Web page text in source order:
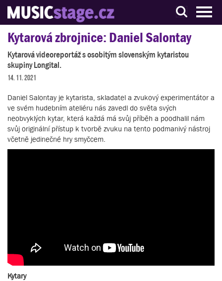
S muzikanty pro muzikanty
Kytarová zbrojnice: Daniel Salontay
Kytarová videoreportáž s osobitým slovenským kytaristou
skupiny Longital.
14. 11. 2021
Daniel Salontay je kytarista, skladatel a zvukový experimentátor a
ve svém hudebním ateliéru nás zavedl do světa svých
neobvyklých kytar, která každá má svůj příběh a poodhalil nám
svůj originální přístup k tvorbě zvuku na tento podmanivý nástroj
včetně jedinečné hry smyčcem.
Kytary